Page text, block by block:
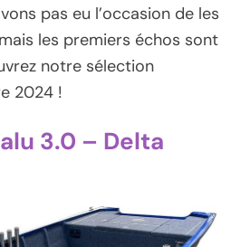
pas eu l’occasion de les
les premiers échos sont
notre sélection
2024 !
3.0 – Delta